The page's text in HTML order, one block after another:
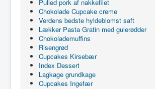
Pulled pork af nakkefilet
Chokolade Cupcake creme
Verdens bedste hyldeblomst saft
Lækker Pasta Gratin med gulerødder
Chokolademuffins
Risengrød
Cupcakes Kirsebær
Index Dessert
Lagkage grundkage
Cupcakes Ingefær